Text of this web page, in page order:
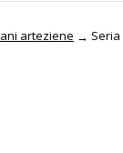
arteziene → Seria